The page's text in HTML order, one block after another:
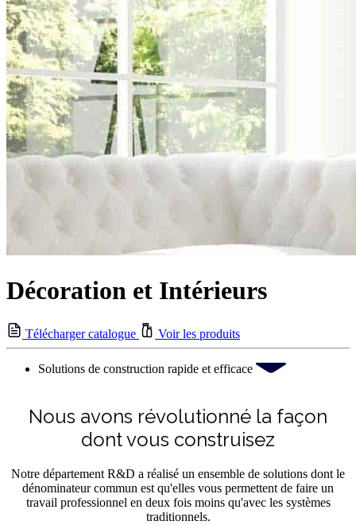
Décoration et Intérieurs
Télécharger catalogue Voir les produits
Solutions de construction rapide et efficace
Nous avons révolutionné la façon
dont vous construisez
Notre département R&D a réalisé un ensemble de solutions dont le
dénominateur commun est qu'elles vous permettent de faire un
travail professionnel en deux fois moins qu'avec les systèmes
traditionnels.